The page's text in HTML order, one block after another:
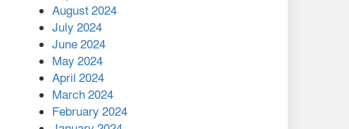
August 2024
July 2024
June 2024
May 2024
April 2024
March 2024
February 2024